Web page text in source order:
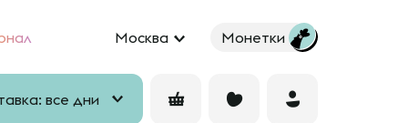
Москва Монетки
все дни